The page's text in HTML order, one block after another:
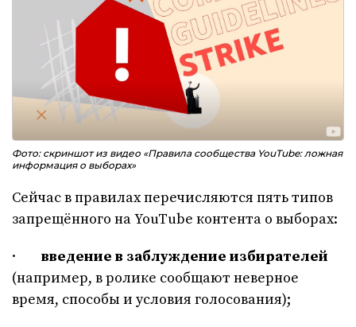
Фото: скриншот из видео «​Правила сообщества YouTube: ложная
информация о выборах»
Сейчас в правилах перечисляются пять типов
запрещённого на YouTube контента о выборах:
· введение в заблуждение избирателей
(например, в ролике сообщают неверное
время, способы и условия голосования);